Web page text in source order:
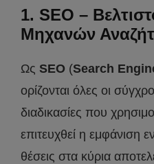
1. SEO –
Μηχανών
Ως SEO (Search
ορίζονται όλες οι
διαδικασίες που
επιτευχθεί η εμφάνιση
θέσεις στα κύρια